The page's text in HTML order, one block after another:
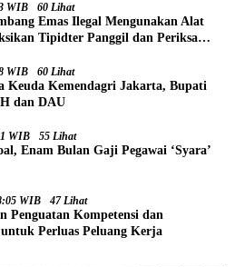
WIB 60 Lihat
Emas Ilegal Mengunakan Alat
Tipidter Panggil dan Periksa
WIB 60 Lihat
Kemendagri Jakarta, Bupati
dan DAU
WIB 55 Lihat
Enam Bulan Gaji Pegawai ‘Syara’
WIB 47 Lihat
Penguatan Kompetensi dan
Perluas Peluang Kerja